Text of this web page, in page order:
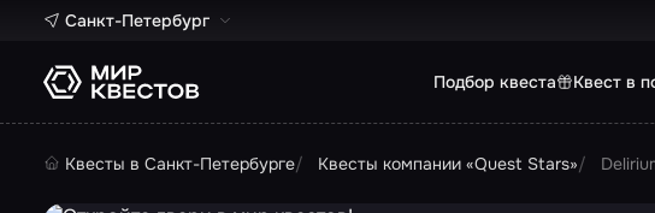
Санкт-Петербург
Подбор квеста Квест в
Квесты в Санкт-Петербурге Квесты компании «Quest Stars»